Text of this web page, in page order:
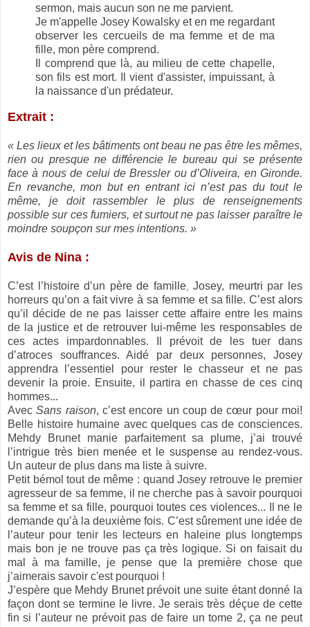
sermon, mais aucun son ne me parvient.
Je m'appelle Josey Kowalsky et en me regardant
observer les cercueils de ma femme et de ma
fille, mon père comprend.
Il comprend que là, au milieu de cette chapelle,
son fils est mort. Il vient d'assister, impuissant, à
la naissance d'un prédateur.
Extrait :
« Les lieux et les bâtiments ont beau ne pas être les mêmes,
rien ou presque ne différencie le bureau qui se présente
face à nous de celui de Bressler ou d’Oliveira, en Gironde.
En revanche, mon but en entrant ici n’est pas du tout le
même, je doit rassembler le plus de renseignements
possible sur ces fumiers, et surtout ne pas laisser paraître le
moindre soupçon sur mes intentions. »
Avis de Nina :
C’est l’histoire d’un père de famille, Josey, meurtri par les
horreurs qu’on a fait vivre à sa femme et sa fille. C’est alors
qu’il décide de ne pas laisser cette affaire entre les mains
de la justice et de retrouver lui-même les responsables de
ces actes impardonnables. Il prévoit de les tuer dans
d’atroces souffrances. Aidé par deux personnes, Josey
apprendra l’essentiel pour rester le chasseur et ne pas
devenir la proie. Ensuite, il partira en chasse de ces cinq
hommes...
AvecSans raison, c’est encore un coup de cœur pour moi!
Belle histoire humaine avec quelques cas de consciences.
Mehdy Brunet manie parfaitement sa plume, j’ai trouvé
l’intrigue très bien menée et le suspense au rendez-vous.
Un auteur de plus dans ma liste à suivre.
Petit bémol tout de même : quand Josey retrouve le premier
agresseur de sa femme, il ne cherche pas à savoir pourquoi
sa femme et sa fille, pourquoi toutes ces violences... Il ne le
demande qu’à la deuxième fois. C’est sûrement une idée de
l’auteur pour tenir les lecteurs en haleine plus longtemps
mais bon je ne trouve pas ça très logique. Si on faisait du
mal à ma famille, je pense que la première chose que
j’aimerais savoir c'est pourquoi !
J’espère que Mehdy Brunet prévoit une suite étant donné la
façon dont se termine le livre. Je serais très déçue de cette
fin si l’auteur ne prévoit pas de faire un tome 2, ça ne peut